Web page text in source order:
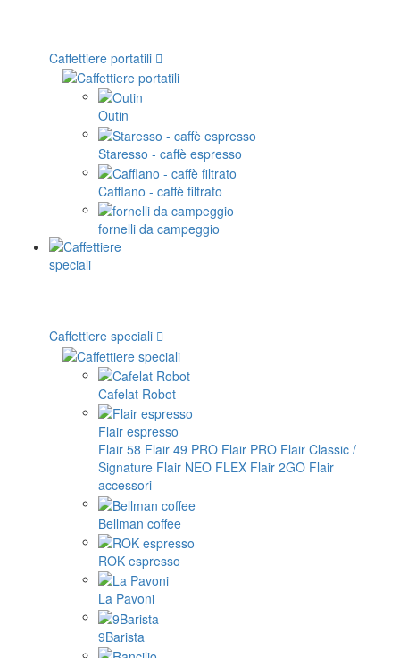
Caffettiere portatili
Outin
Staresso - caffè espresso
Cafflano - caffè filtrato
fornelli da campeggio
Caffettiere speciali
Cafelat Robot
Flair espresso
Flair 58 Flair 49 PRO Flair PRO Flair Classic /
Signature Flair NEO FLEX Flair 2GO Flair
accessori
Bellman coffee
ROK espresso
La Pavoni
9Barista